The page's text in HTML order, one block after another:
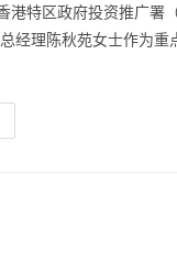
港特区政府投资推广署
经理陈秋苑女士作为